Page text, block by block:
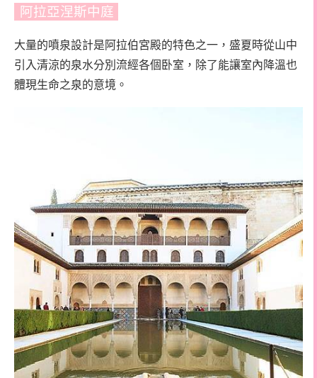
阿拉亞涅斯中庭
大量的噴泉設計是阿拉伯宮殿的特色之一，盛夏時從山中
引入清涼的泉水分別流經各個卧室，除了能讓室內降溫也
體現生命之泉的意境。